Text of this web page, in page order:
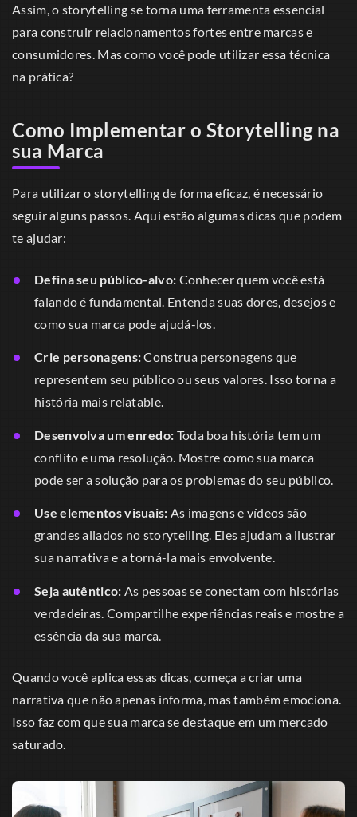
Assim, o storytelling se torna uma ferramenta essencial
para construir relacionamentos fortes entre marcas e
consumidores. Mas como você pode utilizar essa técnica
na prática?
Como Implementar o Storytelling na
sua Marca
Para utilizar o storytelling de forma eficaz, é necessário
seguir alguns passos. Aqui estão algumas dicas que podem
te ajudar:
Defina seu público-alvo: Conhecer quem você está
falando é fundamental. Entenda suas dores, desejos e
como sua marca pode ajudá-los.
Crie personagens:Construa personagens que
representem seu público ou seus valores. Isso torna a
história mais relatable.
Desenvolva um enredo: Toda boa história tem um
conflito e uma resolução. Mostre como sua marca
pode ser a solução para os problemas do seu público.
Use elementos visuais: As imagens e vídeos são
grandes aliados no storytelling. Eles ajudam a ilustrar
sua narrativa e a torná-la mais envolvente.
Seja autêntico: As pessoas se conectam com histórias
verdadeiras. Compartilhe experiências reais e mostre a
essência da sua marca.
Quando você aplica essas dicas, começa a criar uma
narrativa que não apenas informa, mas também emociona.
Isso faz com que sua marca se destaque em um mercado
saturado.